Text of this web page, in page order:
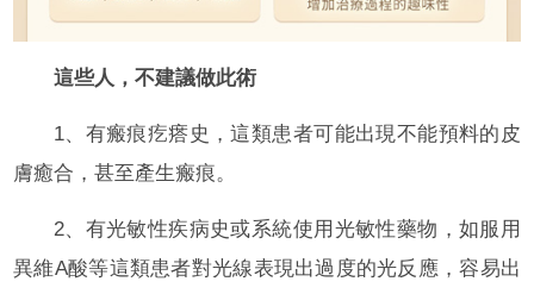
這些人，不建議做此術
1、有瘢痕疙瘩史，這類患者可能出現不能預料的皮
膚癒合，甚至產生瘢痕。
2、有光敏性疾病史或系統使用光敏性藥物，如服用
異維A酸等這類患者對光線表現出過度的光反應，容易出